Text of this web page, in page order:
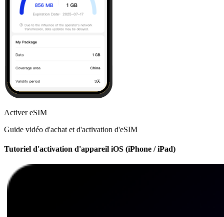
Activer eSIM
Guide vidéo d'achat et d'activation d'eSIM
Tutoriel d'activation d'appareil iOS (iPhone / iPad)